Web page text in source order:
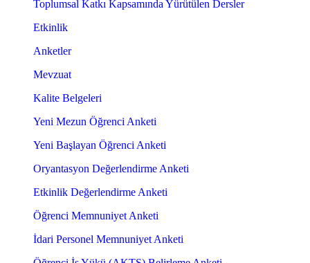
Toplumsal Katkı Kapsamında Yürütülen Dersler
Etkinlik
Anketler
Mevzuat
Kalite Belgeleri
Yeni Mezun Öğrenci Anketi
Yeni Başlayan Öğrenci Anketi
Oryantasyon Değerlendirme Anketi
Etkinlik Değerlendirme Anketi
Öğrenci Memnuniyet Anketi
İdari Personel Memnuniyet Anketi